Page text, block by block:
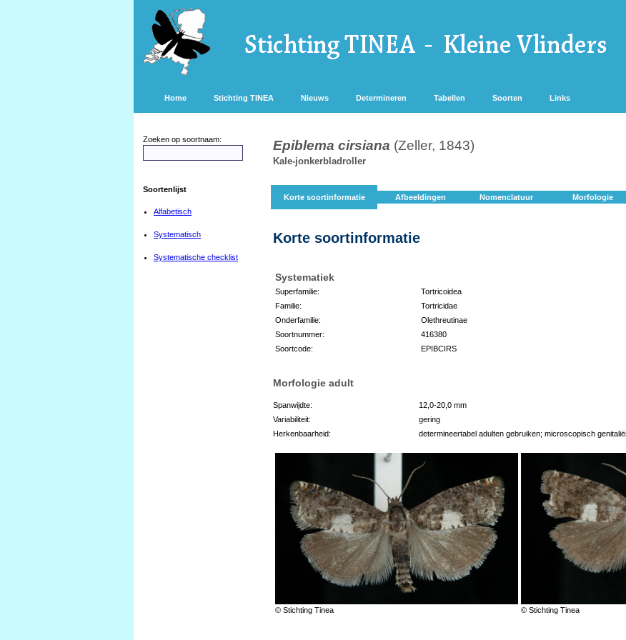
Home Stichting TINEA Nieuws Determineren Tabellen Soorten Links
Zoeken op soortnaam:
Soortenlijst
Alfabetisch
Systematisch
Systematische checklist
Epiblema cirsiana (Zeller, 1843)
Kale-jonkerbladroller
Korte soortinformatie Afbeeldingen Nomenclatuur Morfologie
Korte soortinformatie
Systematiek
Superfamilie:
Tortricoidea
Familie:
Tortricidae
Onderfamilie:
Olethreutinae
Soortnummer:
416380
Soortcode:
EPIBCIRS
Morfologie adult
Spanwijdte:
12,0-20,0 mm
Variabiliteit:
gering
Herkenbaarheid:
determineertabel adulten gebruiken; microscopisch
© Stichting Tinea © Stichting Tinea